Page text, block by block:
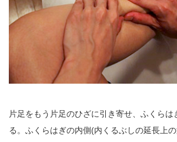
片足をもう片足のひざに引き寄せ、ふくらは
る。ふくらはぎの内側(内くるぶしの延長上